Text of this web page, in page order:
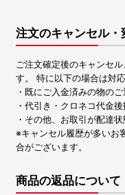
注文のキャンセル・
ご注文確定後のキャンセ
す。 特に以下の場合は対
・既にご入金済みの物の
・代引き・クロネコ代金
・その他、お取引が配達
※キャンセル履歴が多いお
合がございます。
商品の返品について